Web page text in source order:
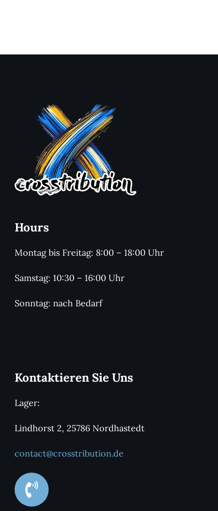
Hours
Montag bis Freitag: 8:00 – 18:00 Uhr
Samstag: 10:30 – 16:00 Uhr
Sonntag: nach Bedarf
Kontaktieren Sie Uns
Lager:
Lindhorst 2, 25786 Nordhastedt
contact@crosstribution.de